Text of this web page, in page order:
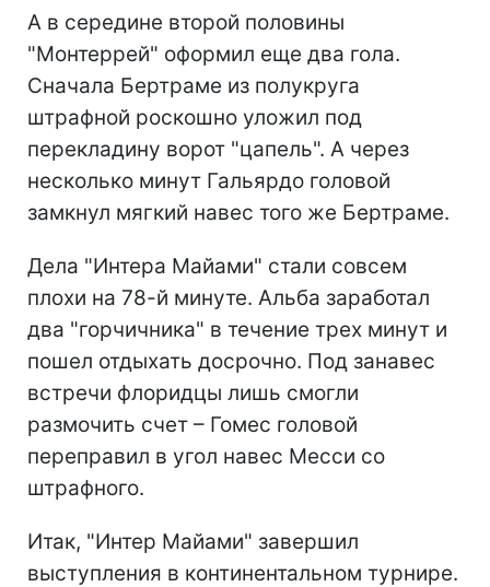
А в середине второй половины
"Монтеррей" оформил еще два гола.
Сначала Бертраме из полукруга
штрафной роскошно уложил под
перекладину ворот "цапель". А через
несколько минут Гальярдо головой
замкнул мягкий навес того же Бертраме.
Дела "Интера Майами" стали совсем
плохи на 78-й минуте. Альба заработал
два "горчичника" в течение трех минут и
пошел отдыхать досрочно. Под занавес
встречи флоридцы лишь смогли
размочить счет – Гомес головой
переправил в угол навес Месси со
штрафного.
Итак, "Интер Майами" завершил
выступления в континентальном турнире.